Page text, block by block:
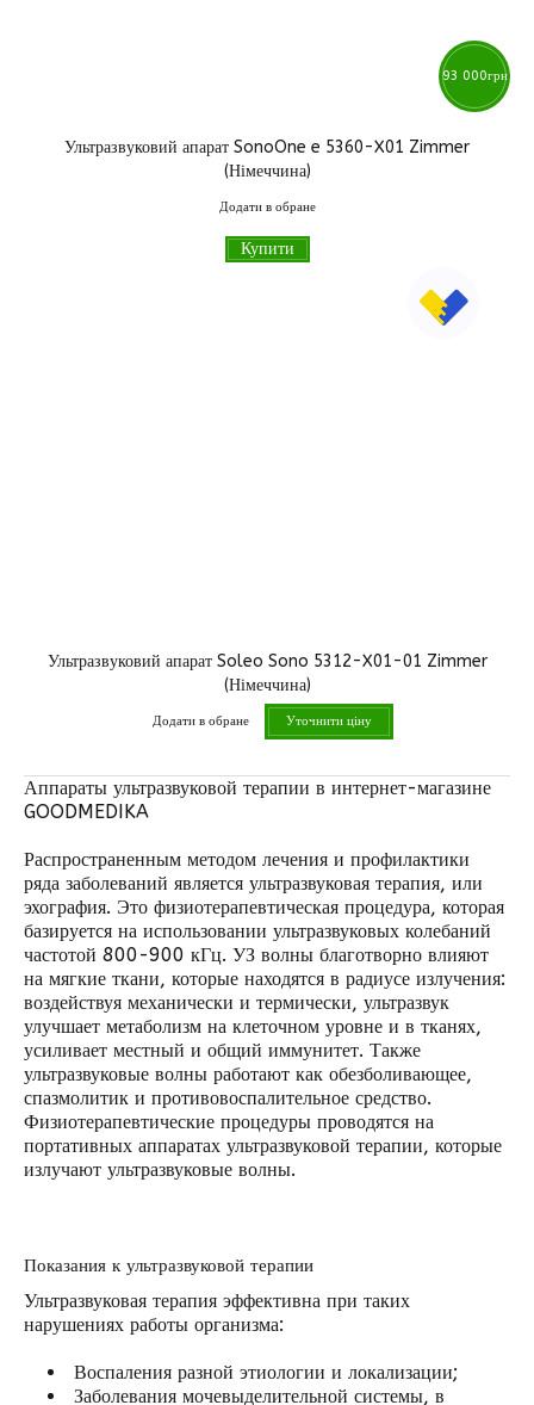
Ультразвуковий апарат SonoOne e 5360-X01 Zimmer
(Німеччина)
Додати в обране
93 000грн
Купити
Ультразвуковий апарат Soleo Sono 5312-X01-01 Zimmer
(Німеччина)
Додати в обране Уточнити ціну
Аппараты ультразвуковой терапии в интернет-магазине
GOODMEDIKA
Распространенным методом лечения и профилактики
ряда заболеваний является ультразвуковая терапия, или
эхография. Это физиотерапевтическая процедура, которая
базируется на использовании ультразвуковых колебаний
частотой 800-900 кГц. УЗ волны благотворно влияют
на мягкие ткани, которые находятся в радиусе излучения:
воздействуя механически и термически, ультразвук
улучшает метаболизм на клеточном уровне и в тканях,
усиливает местный и общий иммунитет. Также
ультразвуковые волны работают как обезболивающее,
спазмолитик и противовоспалительное средство.
Физиотерапевтические процедуры проводятся на
портативных аппаратах ультразвуковой терапии, которые
излучают ультразвуковые волны.
Показания к ультразвуковой терапии
Ультразвуковая терапия эффективна при таких
нарушениях работы организма:
Воспаления разной этиологии и локализации;
Заболевания мочевыделительной системы, в